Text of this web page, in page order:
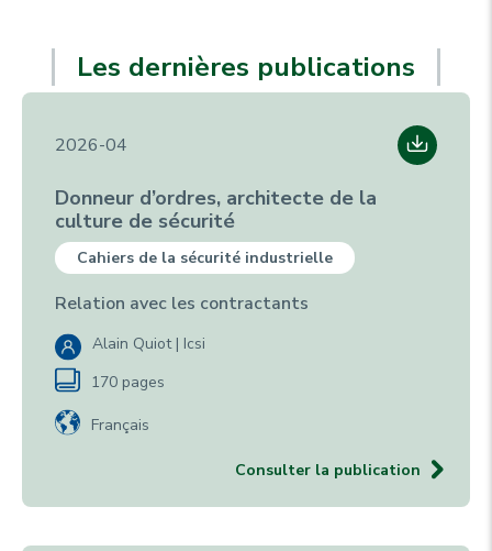
Les dernières publications
2026-04
Donneur d’ordres, architecte de la
culture de sécurité
Cahiers de la sécurité industrielle
Relation avec les contractants
Alain Quiot | Icsi
170 pages
Français
Consulter la publication